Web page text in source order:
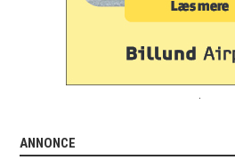
ANNONCE